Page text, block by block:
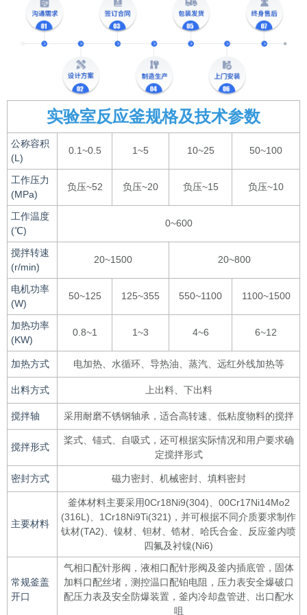
实验室反应釜规格及技术参数
公称容积
(L)
0.1~0.5 1~5 10~25 50~100
工作压力
(MPa)
负压~52 负压~20 负压~15 负压~10
工作温度
(℃)
0~600
搅拌转速
(r/min)
20~1500 20~800
电机功率
(W)
50~125 125~355 550~1100 1100~1500
加热功率
(KW)
0.8~1 1~3 4~6 6~12
加热方式 电加热、水循环、导热油、蒸汽、远红外线加热等
出料方式 上出料、下出料
搅拌轴 采用耐磨不锈钢轴承，适合高转速、低粘度物料的搅拌
搅拌形式
桨式、锚式、自吸式，还可根据实际情况和用户要求确
定搅拌形式
密封方式 磁力密封、机械密封、填料密封
主要材料
釜体材料主要采用0Cr18Ni9(304)、00Cr17Ni14Mo2
(316L)、1Cr18Ni9Ti(321)，并可根据不同介质要求制作
钛材(TA2)、镍材、钽材、锆材、哈氏合金、反应釜内喷
四氟及衬镍(Ni6)
常规釜盖
开口
气相口配针形阀，液相口配针形阀及釜内插底管，固体
加料口配丝堵，测控温口配铂电阻，压力表安全爆破口
配压力表及安全防爆装置，釜内冷却盘管进、出口配水
咀